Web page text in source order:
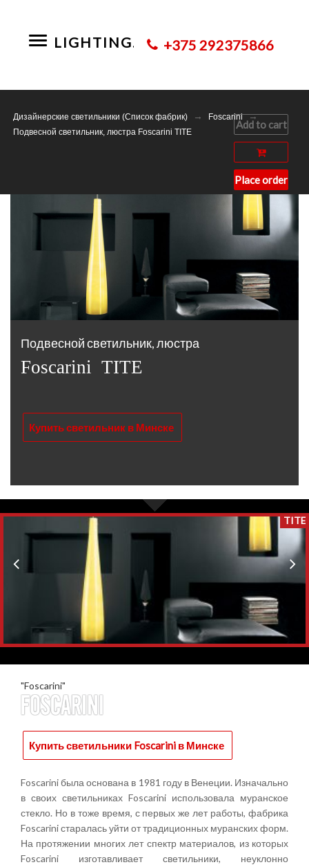
ToggleLIGHTING.BY+375 292375866
Дизайнерские светильники (Список фабрик) → Foscarini →
Подвесной светильник, люстра Foscarini TITE
Add to cart
Place order
Подвесной светильник, люстра
Foscarini TITE
Купить светильник в Минске
TITE
"Foscarini"
Купить светильники Foscarini в Минске
Foscarini была основана в 1981 году в Венеции. Изначально
в своих светильниках Foscarini использовала муранское
стекло. Но в тоже время, с первых же лет работы, фабрика
Foscarini старалась уйти от традиционных муранских форм.
На протяжении многих лет спектр материалов, из которых
Foscarini изготавливает светильники, неуклонно